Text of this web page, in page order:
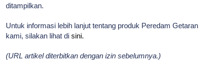
ditampilkan.
Untuk informasi lebih lanjut tentang produk Peredam Getaran
kami, silakan lihat di sini.
(URL artikel diterbitkan dengan izin sebelumnya.)